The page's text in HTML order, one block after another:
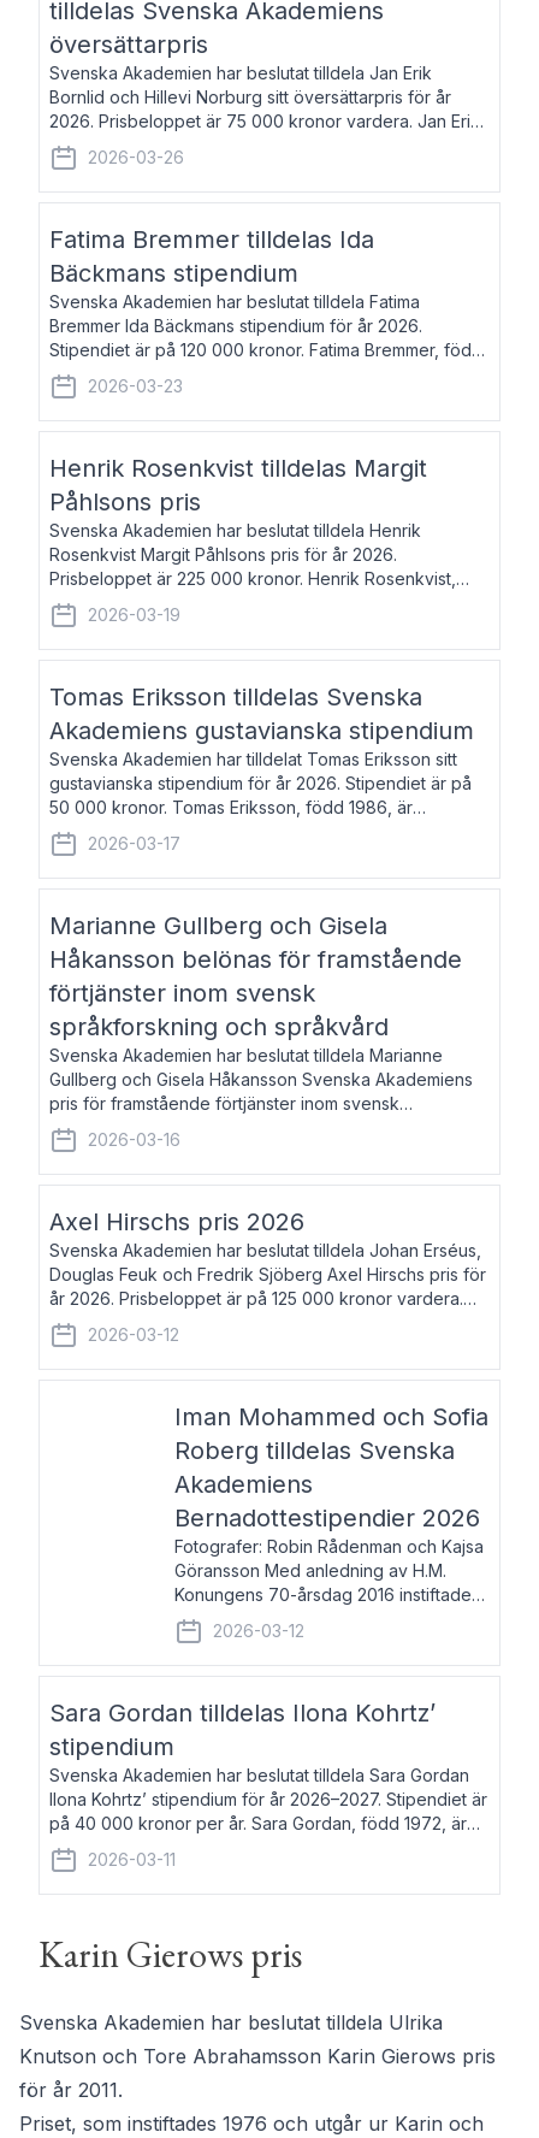
tilldelas Svenska Akademiens
översättarpris
Svenska Akademien har beslutat tilldela Jan Erik
Bornlid och Hillevi Norburg sitt översättarpris för år
2026. Prisbeloppet är 75 000 kronor vardera. Jan Erik
Bornlid, född 1947, är översättare från tyska. Han är
främst känd för sina översät
2026-03-26
Fatima Bremmer tilldelas Ida
Bäckmans stipendium
Svenska Akademien har beslutat tilldela Fatima
Bremmer Ida Bäckmans stipendium för år 2026.
Stipendiet är på 120 000 kronor. Fatima Bremmer, född
1977, är journalist och författare. Hon utkom i fjol med
boken Ligan. Klarakvarterens blodsyst
2026-03-23
Henrik Rosenkvist tilldelas Margit
Påhlsons pris
Svenska Akademien har beslutat tilldela Henrik
Rosenkvist Margit Påhlsons pris för år 2026.
Prisbeloppet är 225 000 kronor. Henrik Rosenkvist,
född 1965, är professor i nordiska språk vid Göteborgs
universitet. Han disputerade 2004 på avhan
2026-03-19
Tomas Eriksson tilldelas Svenska
Akademiens gustavianska stipendium
Svenska Akademien har tilldelat Tomas Eriksson sitt
gustavianska stipendium för år 2026. Stipendiet är på
50 000 kronor. Tomas Eriksson, född 1986, är
projektledare inom marknadsföring och författare och
utkom i fjol med boken Syndabocken.
2026-03-17
Marianne Gullberg och Gisela
Håkansson belönas för framstående
förtjänster inom svensk
språkforskning och språkvård
Svenska Akademien har beslutat tilldela Marianne
Gullberg och Gisela Håkansson Svenska Akademiens
pris för framstående förtjänster inom svensk
språkforskning och språkvård till minne av Carl Gabriel
och Karin Forsberg för år 2026. Prissumma
2026-03-16
Axel Hirschs pris 2026
Svenska Akademien har beslutat tilldela Johan Erséus,
Douglas Feuk och Fredrik Sjöberg Axel Hirschs pris för
år 2026. Prisbeloppet är på 125 000 kronor vardera.
Johan Erséus, född 1959, är fackboksförfattare och
journalist med mångårigt för
2026-03-12
Iman Mohammed och Sofia
Roberg tilldelas Svenska
Akademiens
Bernadottestipendier 2026
Fotografer: Robin Rådenman och Kajsa
Göransson Med anledning av H.M.
Konungens 70-årsdag 2016 instiftade
fem av de kungliga akademierna det så
kallade Bernadotteprogrammet med
syfte att genom stipendier erbjuda stöd
2026-03-12
Sara Gordan tilldelas Ilona Kohrtz’
stipendium
Svenska Akademien har beslutat tilldela Sara Gordan
Ilona Kohrtz’ stipendium för år 2026–2027. Stipendiet är
på 40 000 kronor per år. Sara Gordan, född 1972, är
författare och översättare. Hon debuterade 2006 med
det prosalyriska verket En
2026-03-11
Karin Gierows pris
Svenska Akademien har beslutat tilldela Ulrika
Knutson och Tore Abrahamsson Karin Gierows pris
för år 2011.
Priset, som instiftades 1976 och utgår ur Karin och